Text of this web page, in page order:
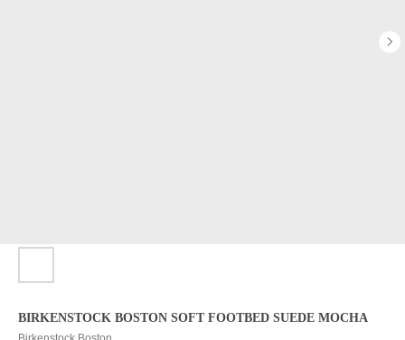
BIRKENSTOCK BOSTON SOFT FOOTBED SUEDE MOCHA